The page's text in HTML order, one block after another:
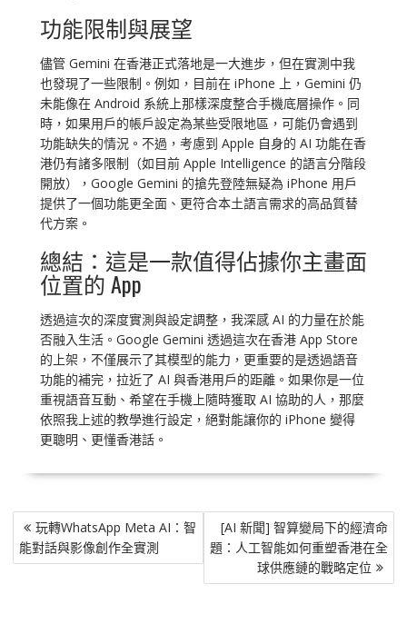
功能限制與展望
儘管 Gemini 在香港正式落地是一大進步，但在實測中我
也發現了一些限制。例如，目前在 iPhone 上，Gemini 仍
未能像在 Android 系統上那樣深度整合手機底層操作。同
時，如果用戶的帳戶設定為某些受限地區，可能仍會遇到
功能缺失的情況。不過，考慮到 Apple 自身的 AI 功能在香
港仍有諸多限制（如目前 Apple Intelligence 的語言分階段
開放），Google Gemini 的搶先登陸無疑為 iPhone 用戶
提供了一個功能更全面、更符合本土語言需求的高品質替
代方案。
總結：這是一款值得佔據你主畫面
位置的 App
透過這次的深度實測與設定調整，我深感 AI 的力量在於能
否融入生活。Google Gemini 透過這次在香港 App Store
的上架，不僅展示了其模型的能力，更重要的是透過語音
功能的補完，拉近了 AI 與香港用戶的距離。如果你是一位
重視語音互動、希望在手機上隨時獲取 AI 協助的人，那麼
依照我上述的教學進行設定，絕對能讓你的 iPhone 變得
更聰明、更懂香港話。
文
章
導
玩轉WhatsApp Meta AI：智
能對話與影像創作全實測
[AI 新聞] 智算變局下的經濟命
題：人工智能如何重塑香港在全
球供應鏈的戰略定位